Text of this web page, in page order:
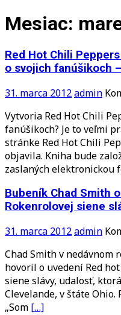
Mesiac:
Red Hot Chili
o svojich fanúšikoch
31. marca 2012admin
Vytvoria Red Hot Chili
fanúšikoch? Je to veľmi
stránke Red Hot Chili
objavila. Kniha bude
zaslaných elektronickou
Bubeník Chad Smith
Rokenrolovej siene
31. marca 2012admin
Chad Smith v nedávnom
hovoril o uvedení Red
siene slávy, udalosť,
Clevelande, v štáte Ohio.
„Som […]